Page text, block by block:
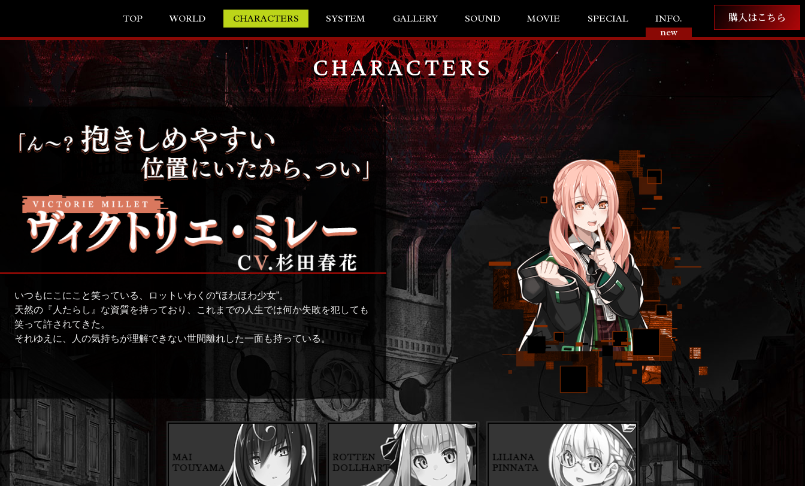
購入はこちら
TOP WORLD CHARACTERS SYSTEM GALLERY SOUND MOVIE SPECIAL INFO.
CHARACTERS
いつもにこにこと笑っている、ロットいわくの“ほわほわ少女”。
天然の『人たらし』な資質を持っており、これまでの人生では何か失敗を犯しても
笑って許されてきた。
それゆえに、人の気持ちが理解できない世間離れした一面も持っている。